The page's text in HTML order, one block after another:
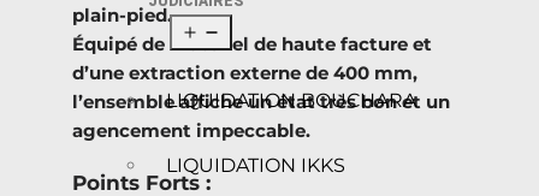
LIQUIDATION BOUCHARA
LIQUIDATION IKKS
plain-pied.
Équipé de matériel de haute facture et
d’une extraction externe de 400 mm,
l’ensemble affiche un état très bon et un
agencement impeccable.
Points Forts :